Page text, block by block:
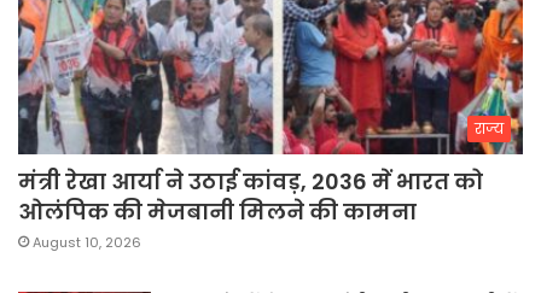
राज्य
मंत्री रेखा आर्या ने उठाई कांवड़, 2036 में भारत को
ओलंपिक की मेजबानी मिलने की कामना
August 10, 2026